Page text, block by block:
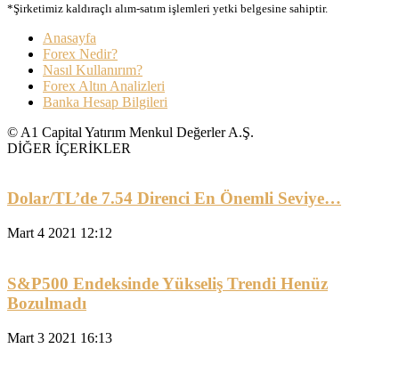
*Şirketimiz kaldıraçlı alım-satım işlemleri yetki belgesine sahiptir.
Anasayfa
Forex Nedir?
Nasıl Kullanırım?
Forex Altın Analizleri
Banka Hesap Bilgileri
© A1 Capital Yatırım Menkul Değerler A.Ş.
DİĞER İÇERİKLER
Dolar/TL’de 7.54 Direnci En Önemli Seviye…
Mart 4 2021 12:12
S&P500 Endeksinde Yükseliş Trendi Henüz
Bozulmadı
Mart 3 2021 16:13